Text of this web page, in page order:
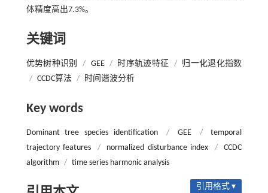
体精度高出7.3%。
关键词
优势树种识别 / GEE / 时序轨迹特征 /
归一化退化指数
/ CCDC算法 / 时间谐波分析
Key words
Dominant tree species identification / GEE /
temporal
trajectory features
/ normalized disturbance index /
CCDC
algorithm / time series harmonic analysis
引用格式 ▾